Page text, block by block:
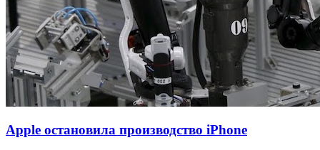
Apple остановила производство iPhone